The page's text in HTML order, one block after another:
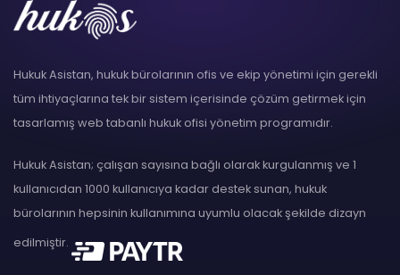
Hukuk Asistan, hukuk bürolarının ofis ve ekip yönetimi için gerekli
tüm ihtiyaçlarına tek bir sistem içerisinde çözüm getirmek için
tasarlamış web tabanlı hukuk ofisi yönetim programıdır.
Hukuk Asistan; çalışan sayısına bağlı olarak kurgulanmış ve 1
kullanıcıdan 1000 kullanıcıya kadar destek sunan, hukuk
bürolarının hepsinin kullanımına uyumlu olacak şekilde dizayn
edilmiştir.